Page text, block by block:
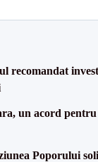
recomandat
un acord
Poporului